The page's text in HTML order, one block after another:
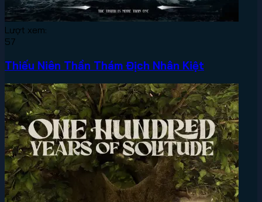
Lượt xem:
57
Thiếu Niên Thần Thám Địch Nhân Kiệt